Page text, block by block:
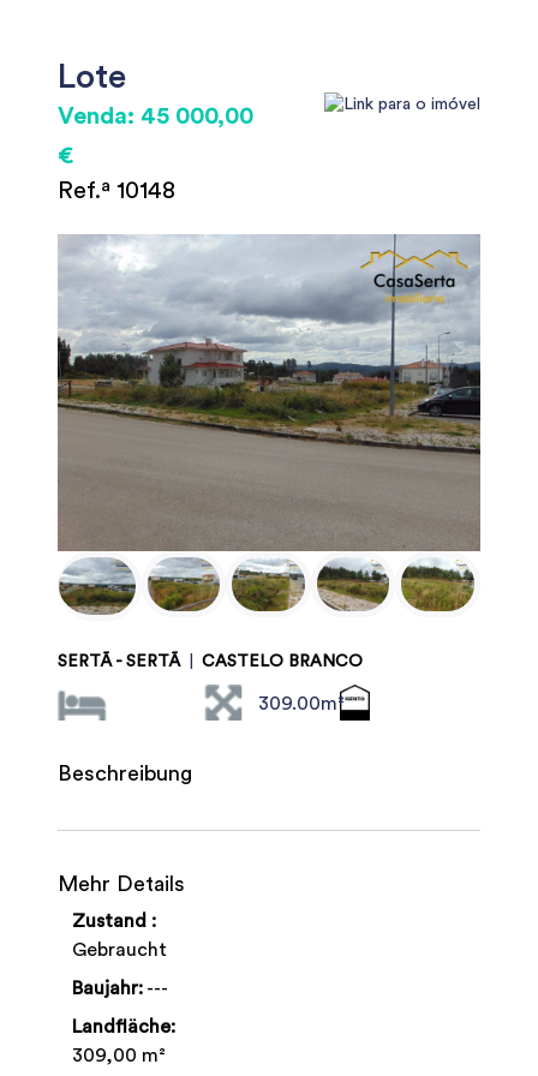
Lote
Venda: 45 000,00
€
Ref.ª 10148
SERTÃ - SERTÃ CASTELO BRANCO
309.00m²
Beschreibung
Mehr Details
Zustand :
Gebraucht
Baujahr: ---
Landfläche:
309,00 m²